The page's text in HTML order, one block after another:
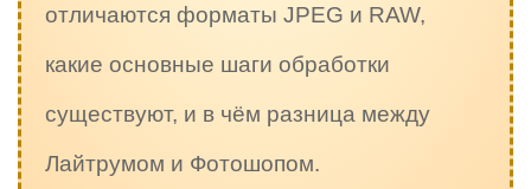
отличаются форматы JPEG и RAW,
какие основные шаги обработки
существуют, и в чём разница между
Лайтрумом и Фотошопом.